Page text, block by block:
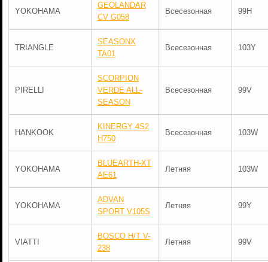
YOKOHAMA
GEOLANDAR
CV G058
Всесезонная 99H
TRIANGLE
SEASONX
TA01
Всесезонная 103Y
PIRELLI
SCORPION
VERDE ALL-
SEASON
Всесезонная 99V
HANKOOK
KINERGY 4S2
H750
Всесезонная 103W
YOKOHAMA
BLUEARTH-XT
AE61
Летняя 103W
YOKOHAMA
ADVAN
SPORT V105S
Летняя 99Y
VIATTI
BOSCO H/T V-
238
Летняя 99V